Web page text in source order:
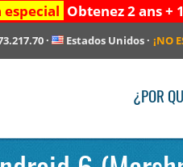
Obtenez 2 ans +
· Estados Unidos · ¡NO
¿POR